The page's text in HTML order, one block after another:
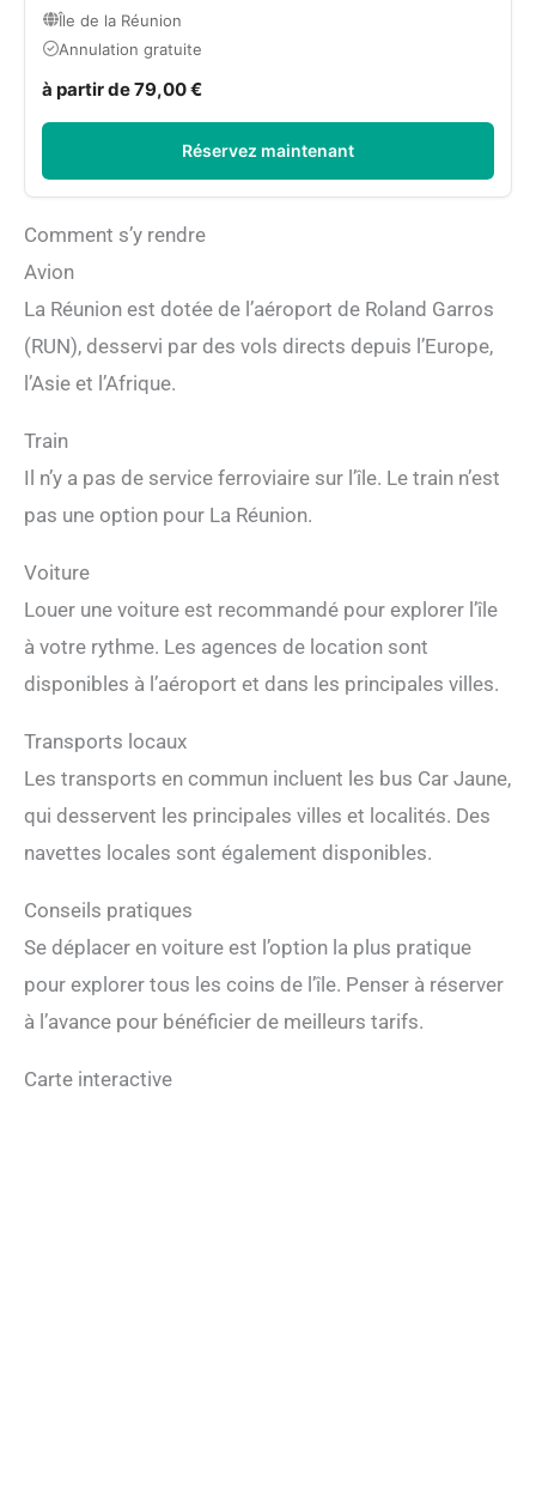
Île de la Réunion
Annulation gratuite
à partir de 79,00 €
Réservez maintenant
Comment s’y rendre
Avion
La Réunion est dotée de l’aéroport de Roland Garros
(RUN), desservi par des vols directs depuis l’Europe,
l’Asie et l’Afrique.
Train
Il n’y a pas de service ferroviaire sur l’île. Le train n’est
pas une option pour La Réunion.
Voiture
Louer une voiture est recommandé pour explorer l’île
à votre rythme. Les agences de location sont
disponibles à l’aéroport et dans les principales villes.
Transports locaux
Les transports en commun incluent les bus Car Jaune,
qui desservent les principales villes et localités. Des
navettes locales sont également disponibles.
Conseils pratiques
Se déplacer en voiture est l’option la plus pratique
pour explorer tous les coins de l’île. Penser à réserver
à l’avance pour bénéficier de meilleurs tarifs.
Carte interactive